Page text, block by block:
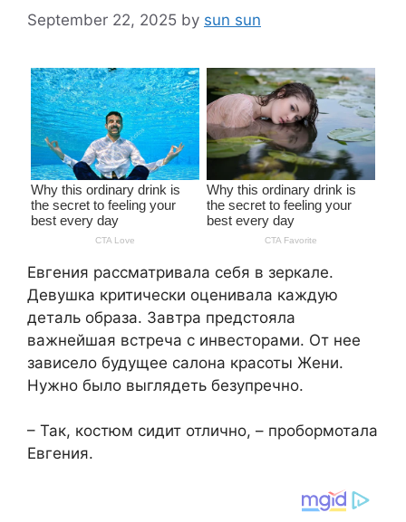
September 22, 2025 by sun sun
Евгения рассматривала себя в зеркале.
Девушка критически оценивала каждую
деталь образа. Завтра предстояла
важнейшая встреча с инвесторами. От нее
зависело будущее салона красоты Жени.
Нужно было выглядеть безупречно.
– Так, костюм сидит отлично, – пробормотала
Евгения.